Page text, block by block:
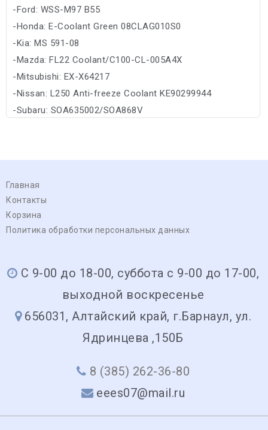
-Ford: WSS-M97 B55
-Honda: E-Coolant Green 08CLAG010S0
-Kia: MS 591-08
-Mazda: FL22 Coolant/C100-CL-005A4X
-Mitsubishi: EX-X64217
-Nissan: L250 Anti-freeze Coolant KE90299944
-Subaru: SOA635002/SOA868V
Главная
Контакты
Корзина
Политика обработки персональных данных
С 9-00 до 18-00, суббота с 9-00 до 17-00,
выходной воскресенье
656031, Алтайский край, г.Барнаул, ул.
Ядринцева ,150Б
8 (385) 262-36-80
eees07@mail.ru